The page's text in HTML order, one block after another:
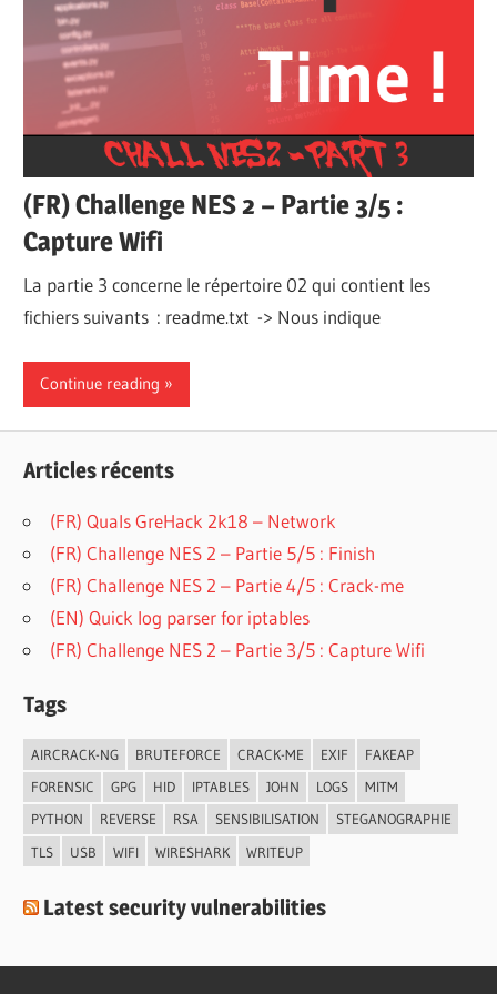
(FR) Challenge NES 2 – Partie 3/5 :
Capture Wifi
La partie 3 concerne le répertoire 02 qui contient les
fichiers suivants : readme.txt -> Nous indique
Continue reading
Articles récents
(FR) Quals GreHack 2k18 – Network
(FR) Challenge NES 2 – Partie 5/5 : Finish
(FR) Challenge NES 2 – Partie 4/5 : Crack-me
(EN) Quick log parser for iptables
(FR) Challenge NES 2 – Partie 3/5 : Capture Wifi
Tags
AIRCRACK-NG BRUTEFORCE CRACK-ME EXIF
FAKEAP
FORENSIC
GPG HID IPTABLES JOHN LOGS
MITM
PYTHON
REVERSE RSA SENSIBILISATION
STEGANOGRAPHIE
TLS
USB WIFI WIRESHARK WRITEUP
Latest security vulnerabilities